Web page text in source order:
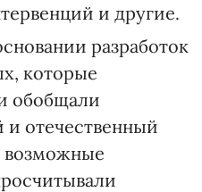
и другие.
разработок
которые
обобщали
отечественный
возможные